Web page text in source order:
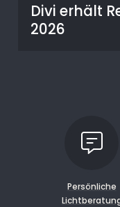
Divi erhält
2026
Persönliche